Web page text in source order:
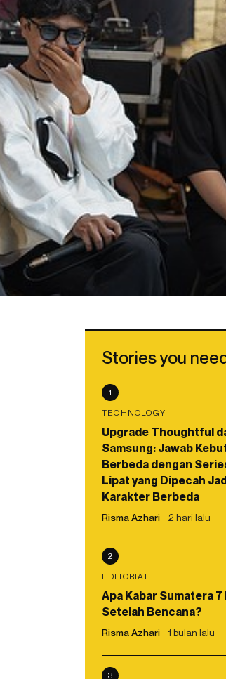
Stories you
1
TECHNOLOGY
Upgrade Thoughtful
Samsung: Jawab
Berbeda dengan
Lipat yang Dipecah
Karakter Berbeda
Risma Azhari 2 hari lalu
2
EDITORIAL
Apa Kabar Sumatera 7
Setelah Bencana?
Risma Azhari 1 bulan lalu
3